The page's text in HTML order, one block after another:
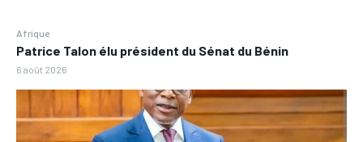
Afrique
Patrice Talon élu président du Sénat du Bénin
6 août 2026